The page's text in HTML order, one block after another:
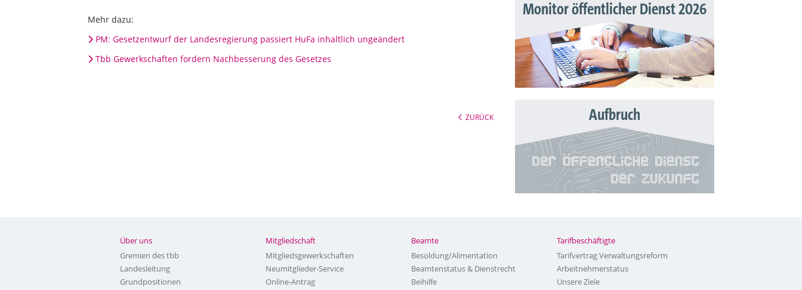
Mehr dazu:
PM: Gesetzentwurf der Landesregierung passiert HuFa inhaltlich ungeändert
Tbb Gewerkschaften fordern Nachbesserung des Gesetzes
ZURÜCK
Monitor öffentlicher Dienst 2026
Aufbruch
Über uns
Gremien des tbb
Landesleitung
Grundpositionen
Mitgliedschaft
Mitgliedsgewerkschaften
Neumitglieder-Service
Online-Antrag
Beamte
Besoldung/Alimentation
Beamtenstatus & Dienstrecht
Beihilfe
Tarifbeschäftigte
Tarifvertrag Verwaltungsreform
Arbeitnehmerstatus
Unsere Ziele